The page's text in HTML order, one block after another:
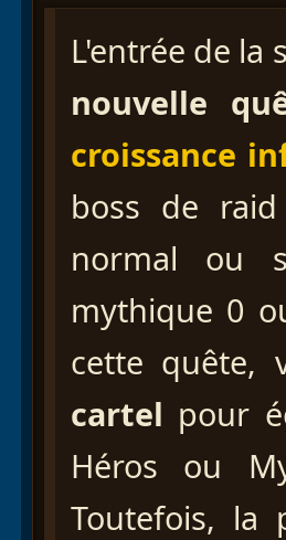
L'entrée de la
nouvelle
croissance
boss de
normal ou
mythique 0
cette quête,
cartel pour
Héros ou
Toutefois, la